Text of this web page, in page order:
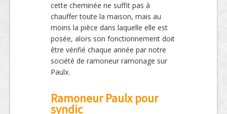
cette cheminée ne suffit pas à
chauffer toute la maison, mais au
moins la pièce dans laquelle elle est
posée, alors son fonctionnement doit
être vérifié chaque année par notre
société de ramoneur ramonage sur
Paulx.
Ramoneur Paulx pour
syndic